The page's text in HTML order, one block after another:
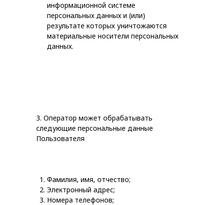
информационной системе
персональных данных и (или)
результате которых уничтожаются
материальные носители персональных
данных.
3. Оператор может обрабатывать
следующие персональные данные
Пользователя
Фамилия, имя, отчество;
Электронный адрес;
Номера телефонов;